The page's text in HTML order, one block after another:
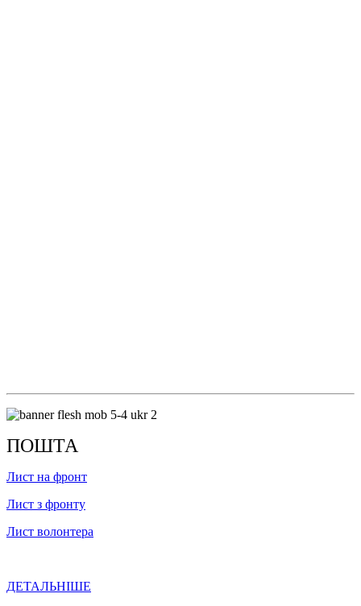
ПОШТА
Лист на фронт
Лист з фронту
Лист волонтера
ДЕТАЛЬНІШЕ